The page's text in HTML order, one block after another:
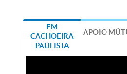
EM
CACHOEIRA
PAULISTA
APOIO